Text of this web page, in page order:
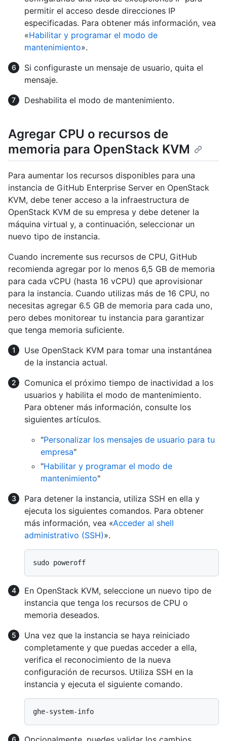
permitir el acceso desde direcciones IP
especificadas. Para obtener más información, vea
«Habilitar y programar el modo de
mantenimiento».
Si configuraste un mensaje de usuario, quita el
mensaje.
Deshabilita el modo de mantenimiento.
Agregar CPU o recursos de
memoria para OpenStack KVM
Para aumentar los recursos disponibles para una
instancia de GitHub Enterprise Server en OpenStack
KVM, debe tener acceso a la infraestructura de
OpenStack KVM de su empresa y debe detener la
máquina virtual y, a continuación, seleccionar un
nuevo tipo de instancia.
Cuando incremente sus recursos de CPU, GitHub
recomienda agregar por lo menos 6,5 GB de memoria
para cada vCPU (hasta 16 vCPU) que aprovisionar
para la instancia. Cuando utilizas más de 16 CPU, no
necesitas agregar 6.5 GB de memoria para cada uno,
pero debes monitorear tu instancia para garantizar
que tenga memoria suficiente.
Use OpenStack KVM para tomar una instantánea
de la instancia actual.
Comunica el próximo tiempo de inactividad a los
usuarios y habilita el modo de mantenimiento.
Para obtener más información, consulte los
siguientes artículos.
"Personalizar los mensajes de usuario para tu
empresa"
"Habilitar y programar el modo de
mantenimiento"
Para detener la instancia, utiliza SSH en ella y
ejecuta los siguientes comandos. Para obtener
más información, vea «Acceder al shell
administrativo (SSH)».
En OpenStack KVM, seleccione un nuevo tipo de
instancia que tenga los recursos de CPU o
memoria deseados.
Una vez que la instancia se haya reiniciado
completamente y que puedas acceder a ella,
verifica el reconocimiento de la nueva
configuración de recursos. Utiliza SSH en la
instancia y ejecuta el siguiente comando.